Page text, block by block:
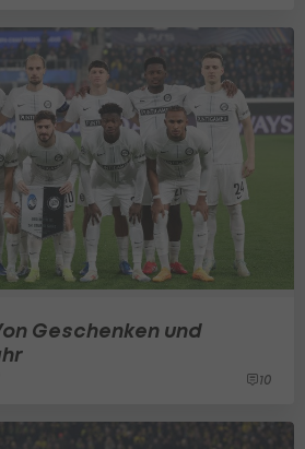
Geschenken und
10